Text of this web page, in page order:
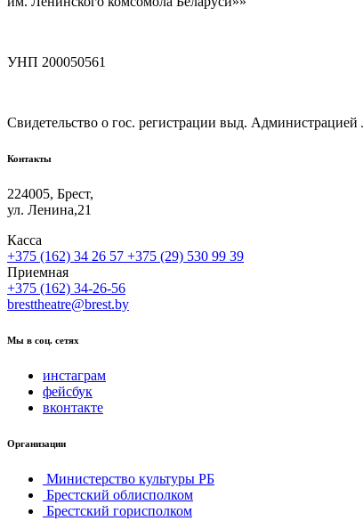
УНП 200050561
Свидетельство о гос. регистрации выд. Администрацией
Контакты
224005, Брест,
ул. Ленина,21
Касса
+375 (162) 34 26 57 +375 (29) 530 99 39
Приемная
+375 (162) 34-26-56
bresttheatre@brest.by
Мы в соц. сетях
инстаграм
фейсбук
вконтакте
Организации
Министерство культуры РБ
Брестский облисполком
Брестский горисполком